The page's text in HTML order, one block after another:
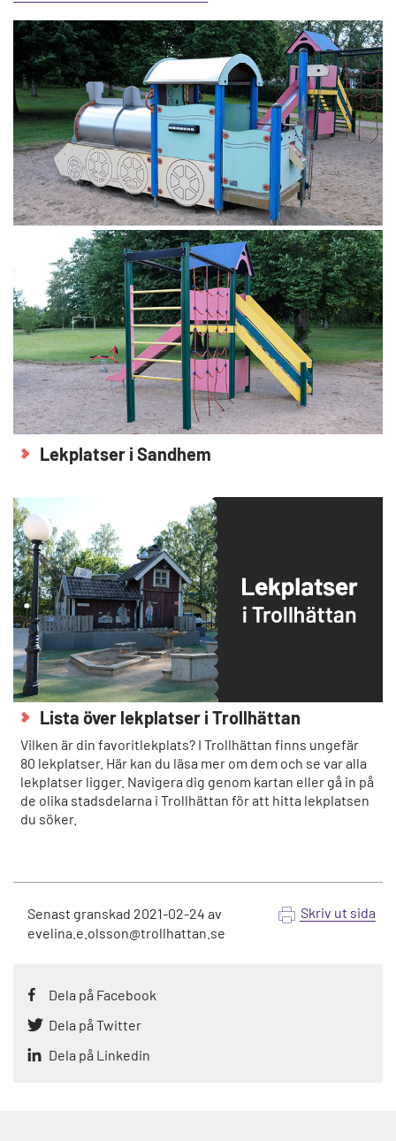
Lekplatser i Sandhem
Lista över lekplatser i Trollhättan
Vilken är din favoritlekplats? I Trollhättan finns ungefär
80 lekplatser. Här kan du läsa mer om dem och se var alla
lekplatser ligger. Navigera dig genom kartan eller gå in på
de olika stadsdelarna i Trollhättan för att hitta lekplatsen
du söker.
Senast granskad 2021-02-24 av
evelina.e.olsson@trollhattan.se
Skriv ut sida
Dela på Facebook
Dela på Twitter
Dela på Linkedin